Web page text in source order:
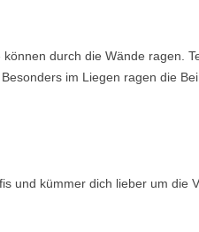
durch die Wände ragen.
im Liegen ragen die
und kümmer dich lieber um die